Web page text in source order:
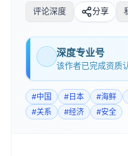
评论深度 分享
深度专业号
该作者已完成资质
#中国 #日本 #海鲜
#关系 #经济 #安全